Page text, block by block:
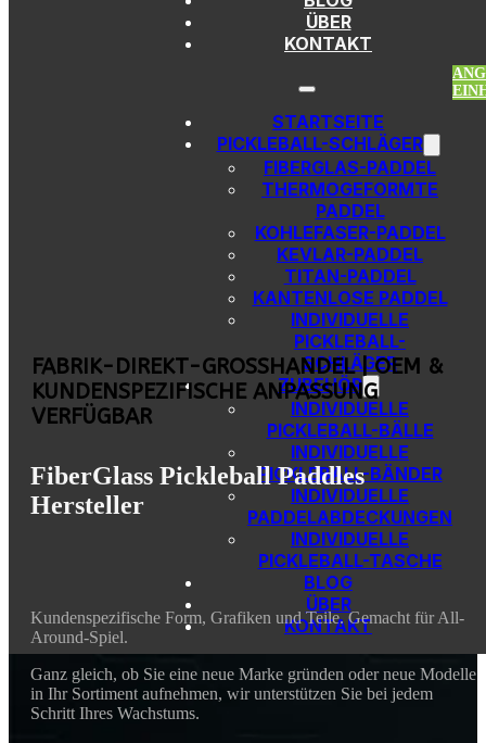
Zum Hauptinhalt springen Zur Fußzeile springen
ÜBER
KONTAKT
STARTSEITE
PICKLEBALL-SCHLÄGER
FIBERGLAS-PADDEL
THERMOGEFORMTE
PADDEL
KOHLEFASER-PADDEL
KEVLAR-PADDEL
TITAN-PADDEL
KANTENLOSE PADDEL
INDIVIDUELLE
PICKLEBALL-
SCHLÄGER
ZUBEHÖR
INDIVIDUELLE
PICKLEBALL-BÄLLE
INDIVIDUELLE
PICKLEBALL-BÄNDER
INDIVIDUELLE
PADDELABDECKUNGEN
INDIVIDUELLE
PICKLEBALL-TASCHE
BLOG
ÜBER
KONTAKT
FABRIK-DIREKT-GROSSHANDEL | OEM & K
UNDENSPEZIFISCHE ANPASSUNG V
ERFÜGBAR
FiberGlass Pickleball Paddles
Hersteller
Kundenspezifische Form, Grafiken und Teile. Gemacht für All-
Around-Spiel.
Ganz gleich, ob Sie eine neue Marke gründen oder neue Modelle
in Ihr Sortiment aufnehmen, wir unterstützen Sie bei jedem
Schritt Ihres Wachstums.